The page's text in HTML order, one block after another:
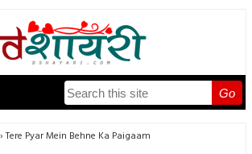
Go
Tere Pyar Mein Behne Ka Paigaam